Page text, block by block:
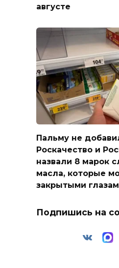
августе
Пальму не
Роскачество и
назвали 8 марок
масла, которые
закрытыми
Подпишись на